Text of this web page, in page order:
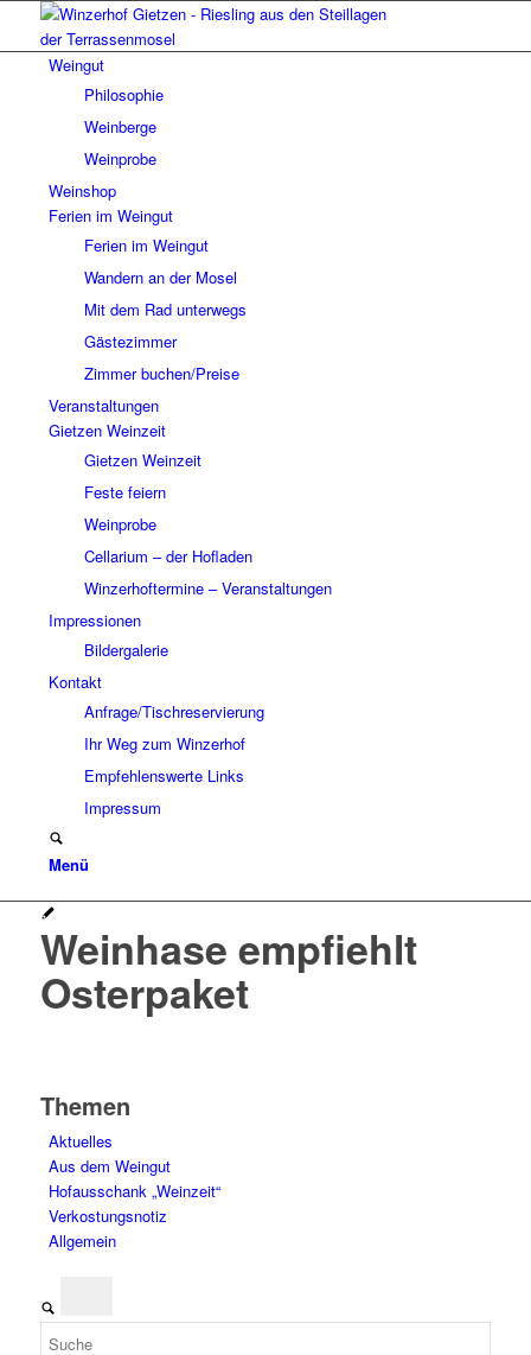
Weingut
Philosophie
Weinberge
Weinprobe
Weinshop
Ferien im Weingut
Ferien im Weingut
Wandern an der Mosel
Mit dem Rad unterwegs
Gästezimmer
Zimmer buchen/Preise
Veranstaltungen
Gietzen Weinzeit
Gietzen Weinzeit
Feste feiern
Weinprobe
Cellarium – der Hofladen
Winzerhoftermine – Veranstaltungen
Impressionen
Bildergalerie
Kontakt
Anfrage/Tischreservierung
Ihr Weg zum Winzerhof
Empfehlenswerte Links
Impressum
Menü
Weinhase empfiehlt
Osterpaket
Themen
Aktuelles
Aus dem Weingut
Hofausschank „Weinzeit“
Verkostungsnotiz
Allgemein